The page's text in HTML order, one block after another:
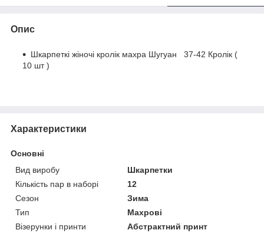
Опис
Шкарпеткі жіночі кролік махра Шугуан 37-42 Кролік (
10 шт )
Характеристики
Основні
Вид виробу
Шкарпетки
Кількість пар в наборі
12
Сезон
Зима
Тип
Махрові
Візерунки і принти
Абстрактний принт